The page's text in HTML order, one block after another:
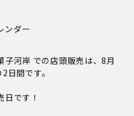
ンダー
子河岸 での店頭販売は、8月
日間です。
です！